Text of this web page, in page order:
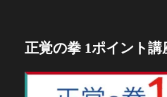
正覚の拳 1ポイント講